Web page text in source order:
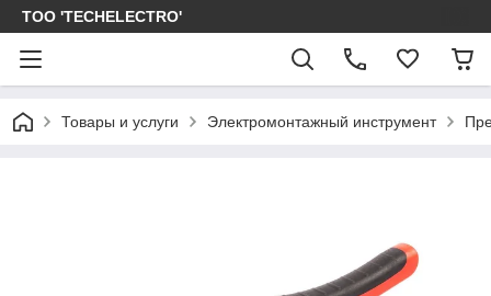
ТОО 'TECHELECTRO'
Товары и услуги Электромонтажный инструмент